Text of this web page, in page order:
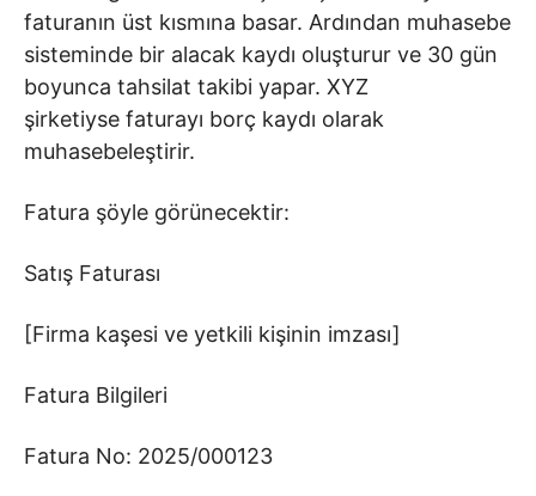
faturanın üst kısmına basar. Ardından muhasebe
sisteminde bir alacak kaydı oluşturur ve 30 gün
boyunca tahsilat takibi yapar. XYZ
şirketiyse faturayı borç kaydı olarak
muhasebeleştirir.
Fatura şöyle görünecektir:
Satış Faturası
[Firma kaşesi ve yetkili kişinin imzası]
Fatura Bilgileri
Fatura No: 2025/000123